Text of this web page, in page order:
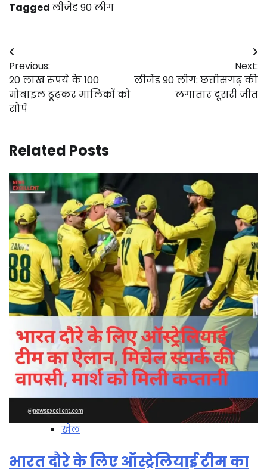
Taggedलीजेंड 90 लीग
Post
navigation
Previous:
20 लाख रूपये के 100
मोबाइल ढूढ़कर मालिकों को
सौपें
Next:
लीजेंड 90 लीग: छत्तीसगढ़ की
लगातार दूसरी जीत
Related Posts
खेल
भारत दौरे के लिए ऑस्ट्रेलियाई टीम का